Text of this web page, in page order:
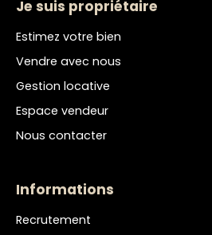
Je suis propriétaire
Estimez votre bien
Vendre avec nous
Gestion locative
Espace vendeur
Nous contacter
Informations
Recrutement